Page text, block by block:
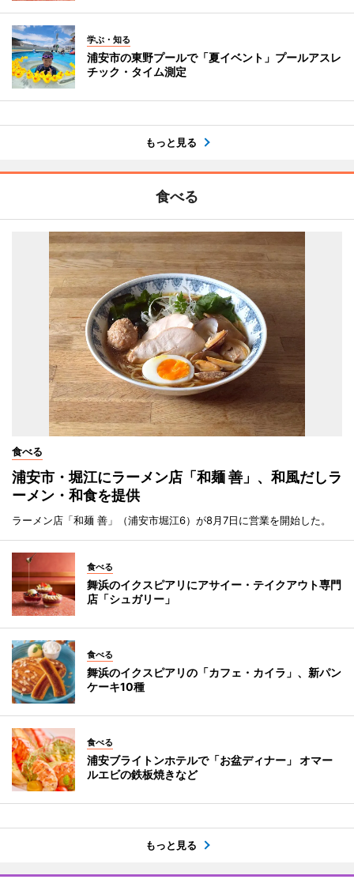
学ぶ・知る
浦安市の東野プールで「夏イベント」プールアスレ
チック・タイム測定
もっと見る
食べる
食べる
浦安市・堀江にラーメン店「和麺 善」、和風だしラ
ーメン・和食を提供
ラーメン店「和麺 善」（浦安市堀江6）が8月7日に営業を開始した。
食べる
舞浜のイクスピアリにアサイー・テイクアウト専門
店「シュガリー」
食べる
舞浜のイクスピアリの「カフェ・カイラ」、新パン
ケーキ10種
食べる
浦安ブライトンホテルで「お盆ディナー」 オマー
ルエビの鉄板焼きなど
もっと見る